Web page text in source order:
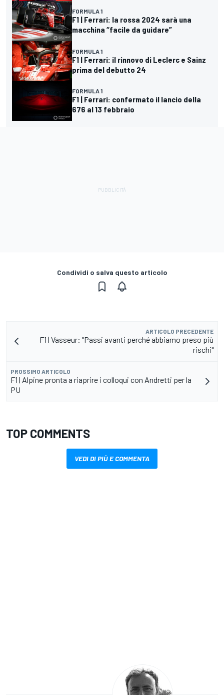
FORMULA 1
F1 | Ferrari: la rossa 2024 sarà una
macchina “facile da guidare”
FORMULA 1
F1 | Ferrari: il rinnovo di Leclerc e Sainz
prima del debutto 24
FORMULA 1
F1 | Ferrari: confermato il lancio della
676 al 13 febbraio
Condividi o salva questo articolo
ARTICOLO PRECEDENTE
F1 | Vasseur: "Passi avanti perché abbiamo preso più
rischi"
PROSSIMO ARTICOLO
F1 | Alpine pronta a riaprire i colloqui con Andretti per la
PU
TOP COMMENTS
VEDI DI PIÙ E COMMENTA